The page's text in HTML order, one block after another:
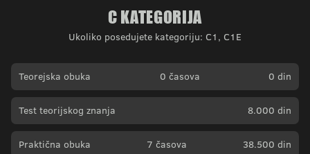
C KATEGORIJA
Ukoliko posedujete kategoriju: C1, C1E
Teorejska obuka 0 časova 0 din
Test teorijskog znanja 8.000 din
Praktična obuka 7 časova 38.500 din